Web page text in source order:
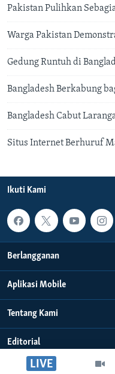
LIVE
Pakistan Pulihkan
Warga Pakistan
Gedung Runtuh di
Bangladesh Berkabung
Bangladesh Cabut
Situs Internet Berhuruf
Ikuti Kami
Berlangganan
Aplikasi Mobile
Tentang Kami
Editorial